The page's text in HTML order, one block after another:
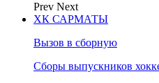
Prev Next
ХК САРМАТЫ
Вызов в сборную
Сборы выпускников